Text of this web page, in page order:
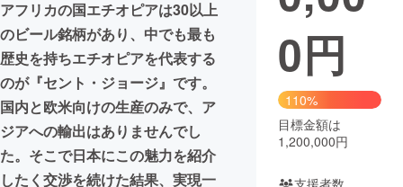
まちづくり・地域活性化
CAMPFIRE for Social Good
CAMPFIRE Creation
CAMPFIREふるさと納税
コミュニティ
アフリカの国エチオピアは30以上
のビール銘柄があり、中でも最も
歴史を持ちエチオピアを代表する
のが『セント・ジョージ』です。
国内と欧米向けの生産のみで、ア
ジアへの輸出はありませんでし
た。そこで日本にこの魅力を紹介
したく交渉を続けた結果、実現一
0円
110%
目標金額は
1,200,000円
支援者数